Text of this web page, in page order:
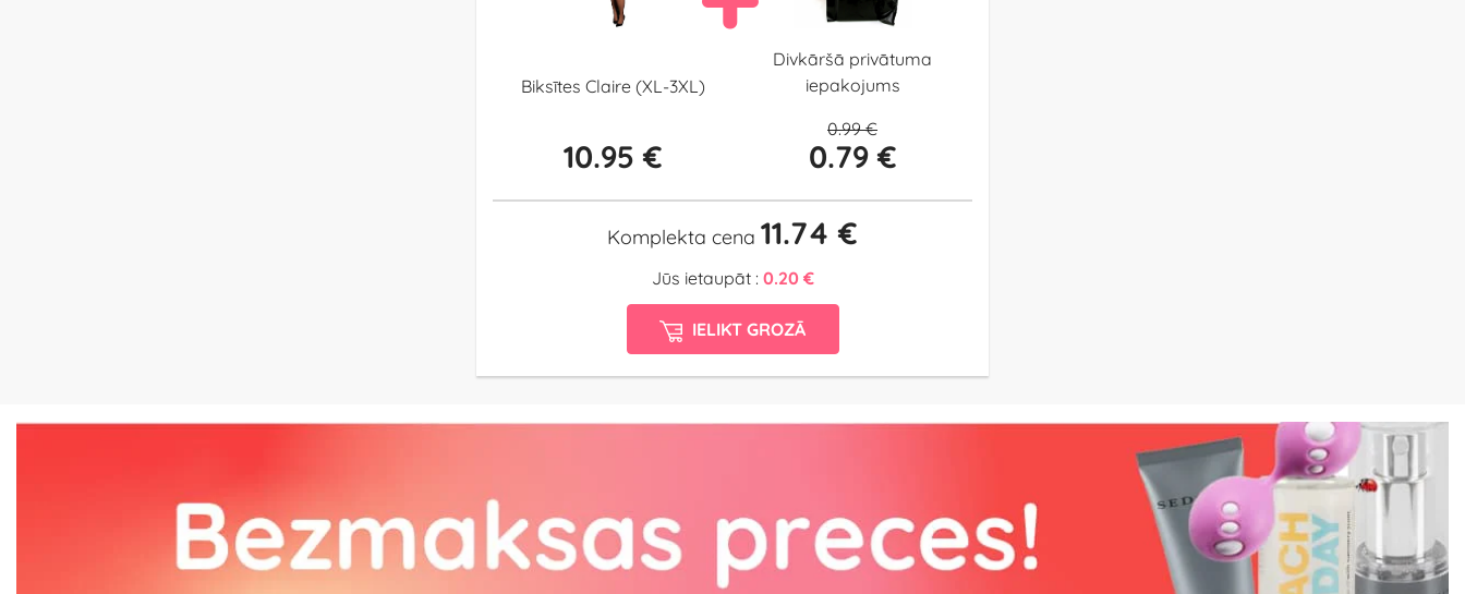
Biksītes Claire (XL-3XL)
10.95 €
Divkāršā privātuma
iepakojums
0.99 €
0.79 €
Komplekta cena 11.74 €
Jūs ietaupāt : 0.20 €
IELIKT GROZĀ